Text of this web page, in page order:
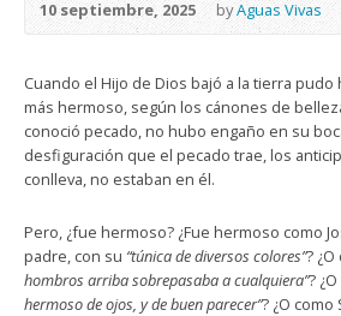
10 septiembre, 2025 byAguas Vivas
Cuando el Hijo de Dios bajó a la tierra
más hermoso, según los cánones de
conoció pecado, no hubo engaño en su
desfiguración que el pecado trae, los
conlleva, no estaban en él.
Pero, ¿fue hermoso? ¿Fue hermoso como
padre, con su “túnica de diversos colores”?
hombros arriba sobrepasaba a cualquiera”?
hermoso de ojos, y de buen parecer”? ¿O como